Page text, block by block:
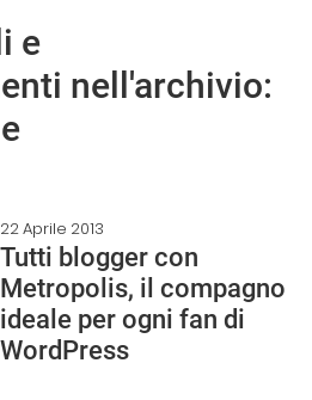
e
nell'archivio:
22 Aprile 2013
Tutti blogger con
Metropolis, il compagno
ideale per ogni fan di
WordPress